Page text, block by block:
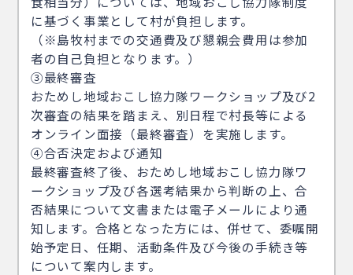
に基づく事業として村が負担します。
（※島牧村までの交通費及び懇親会費用は参加
者の自己負担となります。）
③最終審査
おためし地域おこし協力隊ワークショップ及び2
次審査の結果を踏まえ、別日程で村長等による
オンライン面接（最終審査）を実施します。
④合否決定および通知
最終審査終了後、おためし地域おこし協力隊ワ
ークショップ及び各選考結果から判断の上、合
否結果について文書または電子メールにより通
知します。合格となった方には、併せて、委嘱開
始予定日、任期、活動条件及び今後の手続き等
について案内します。